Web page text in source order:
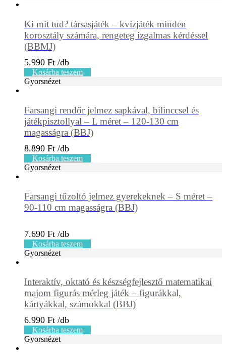
Ki mit tud? társasjáték – kvízjáték minden
korosztály számára, rengeteg izgalmas kérdéssel
(BBMJ)
5.990 Ft
Kosárba teszem
Gyorsnézet
Farsangi rendőr jelmez sapkával, bilinccsel és
játékpisztollyal – L méret – 120-130 cm
magasságra (BBJ)
8.890 Ft
Kosárba teszem
Gyorsnézet
Farsangi tűzoltó jelmez gyerekeknek – S méret –
90-110 cm magasságra (BBJ)
7.690 Ft
Kosárba teszem
Gyorsnézet
Interaktív, oktató és készségfejlesztő matematikai
majom figurás mérleg játék – figurákkal,
kártyákkal, számokkal (BBJ)
6.990 Ft
Kosárba teszem
Gyorsnézet